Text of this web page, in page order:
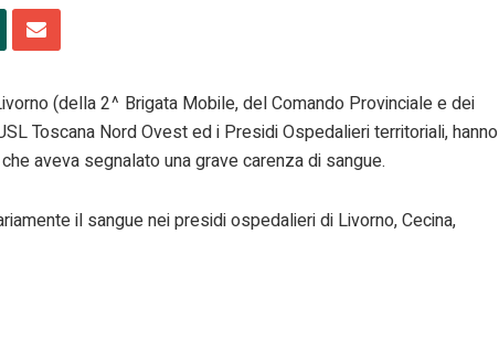
(della 2^ Brigata Mobile, del Comando Provinciale e dei
Toscana Nord Ovest ed i Presidi Ospedalieri territoriali, hanno
aveva segnalato una grave carenza di sangue.
il sangue nei presidi ospedalieri di Livorno, Cecina,